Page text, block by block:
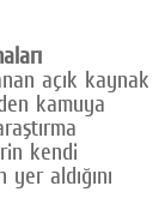
açık kaynak
kamuya
kendi
aldığını